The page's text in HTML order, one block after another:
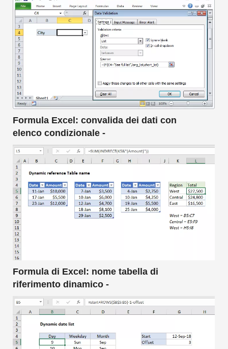
Formula Excel: convalida dei dati con
elenco condizionale -
Formula di Excel: nome tabella di
riferimento dinamico -